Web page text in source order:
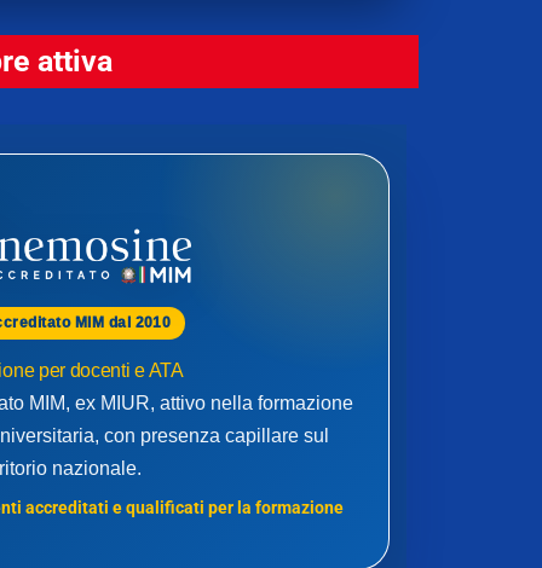
attiva
MIM dal 2010
per docenti e ATA
MIM, ex MIUR, attivo nella formazione
con presenza capillare sul
nazionale.
accreditati e qualificati per la formazione